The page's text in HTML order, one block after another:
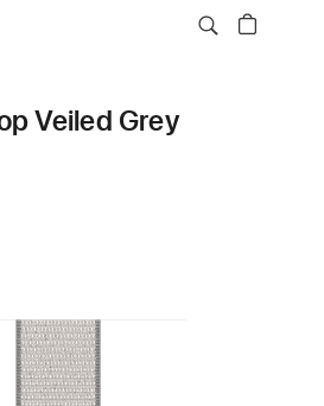
Veiled Grey